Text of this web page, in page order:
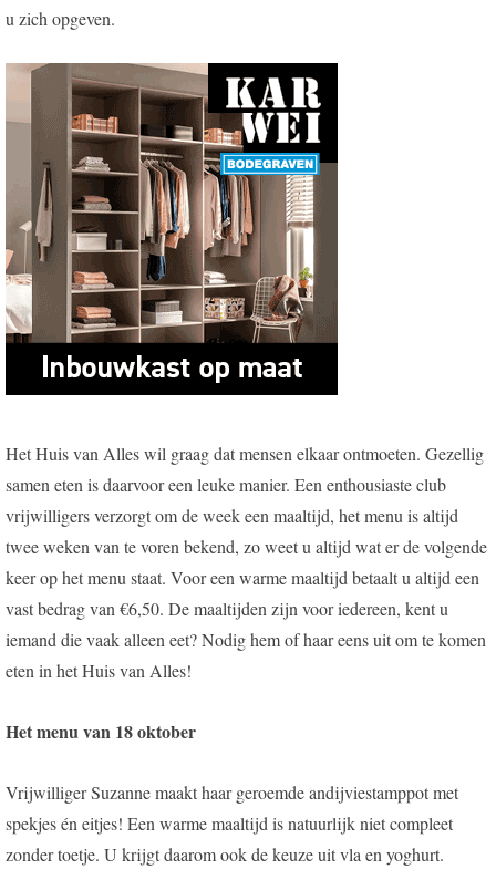
u zich opgeven.
Het Huis van Alles wil graag dat mensen elkaar ontmoeten. Gezellig
samen eten is daarvoor een leuke manier. Een enthousiaste club
vrijwilligers verzorgt om de week een maaltijd, het menu is altijd
twee weken van te voren bekend, zo weet u altijd wat er de volgende
keer op het menu staat. Voor een warme maaltijd betaalt u altijd een
vast bedrag van €6,50. De maaltijden zijn voor iedereen, kent u
iemand die vaak alleen eet? Nodig hem of haar eens uit om te komen
eten in het Huis van Alles!
Het menu van 18 oktober
Vrijwilliger Suzanne maakt haar geroemde andijviestamppot met
spekjes én eitjes! Een warme maaltijd is natuurlijk niet compleet
zonder toetje. U krijgt daarom ook de keuze uit vla en yoghurt.